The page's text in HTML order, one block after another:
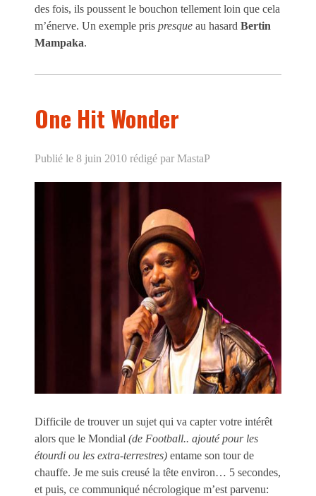
des fois, ils poussent le bouchon tellement loin que cela
m’énerve. Un exemple pris presque au hasard Bertin
Mampaka.
One Hit Wonder
Publié le 8 juin 2010 rédigé par MastaP
Difficile de trouver un sujet qui va capter votre intérêt
alors que le Mondial (de Football.. ajouté pour les
étourdi ou les extra-terrestres) entame son tour de
chauffe. Je me suis creusé la tête environ… 5 secondes,
et puis, ce communiqué nécrologique m’est parvenu: